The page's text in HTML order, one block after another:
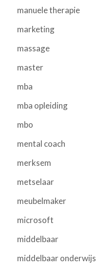
manuele therapie
marketing
massage
master
mba
mba opleiding
mbo
mental coach
merksem
metselaar
meubelmaker
microsoft
middelbaar
middelbaar onderwijs